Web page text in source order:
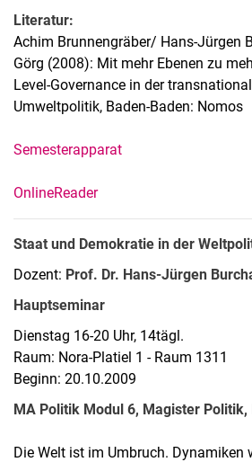
Literatur:
Achim Brunnengräber/ Hans-Jürgen
Görg (2008): Mit mehr Ebenen zu
Level-Governance in der
Umweltpolitik, Baden-Baden: Nomos
Semesterapparat
OnlineReader
Staat und Demokratie in der
Dozent: Prof. Dr. Hans-Jürgen
Hauptseminar
Dienstag 16-20 Uhr, 14tägl.
Raum: Nora-Platiel 1 - Raum 1311
Beginn: 20.10.2009
MA Politik Modul 6, Magister
Die Welt ist im Umbruch. Dynamiken